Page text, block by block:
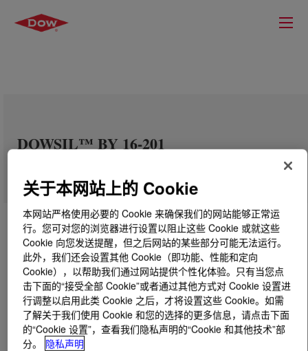
DOWSIL™ BY 16-201
什么是DOWSIL™ BY 16-201?
关于本网站上的 Cookie
本网站严格使用必要的 Cookie 来确保我们的网站能够正常运
行。您可对您的浏览器进行设置以阻止这些 Cookie 或就这些
Cookie 向您发送提醒，但之后网站的某些部分可能无法运行。
此外，我们还会设置其他 Cookie（即功能、性能和定向
Cookie），以帮助我们通过网站提供个性化体验。只有当您点
击下面的“接受全部 Cookie”或者通过其他方式对 Cookie 设置进
行调整以启用此类 Cookie 之后，才将设置这些 Cookie。如需
了解关于我们使用 Cookie 和您的选择的更多信息，请点击下面
的“Cookie 设置”，查看我们隐私声明的“Cookie 和其他技术”部
分。
隐私声明